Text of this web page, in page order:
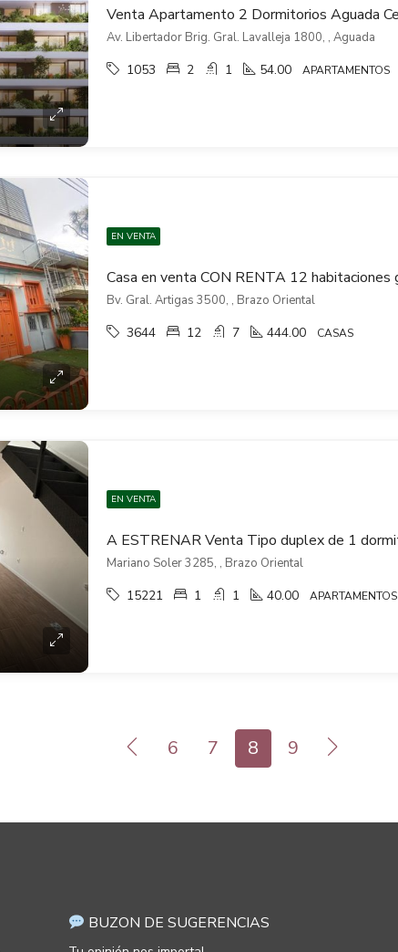
Av. Libertador Brig. Gral. Lavalleja 1800, , Aguada
1053 2 1 54.00 APARTAMENTOS
EN VENTA
Bv. Gral. Artigas 3500, , Brazo Oriental
3644 12 7 444.00 CASAS
EN VENTA
Mariano Soler 3285, , Brazo Oriental
15221 1 1 40.00 APARTAMENTOS
6 7 8 9
BUZON DE SUGERENCIAS